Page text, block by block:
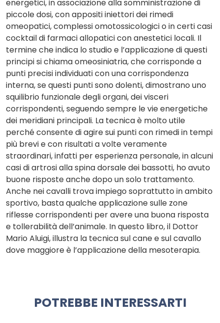
energetici, in associazione alla somministrazione di
piccole dosi, con appositi iniettori dei rimedi
omeopatici, complessi omotossicologici o in certi casi
cocktail di farmaci allopatici con anestetici locali. Il
termine che indica lo studio e l’applicazione di questi
principi si chiama omeosiniatria, che corrisponde a
punti precisi individuati con una corrispondenza
interna, se questi punti sono dolenti, dimostrano uno
squilibrio funzionale degli organi, dei visceri
corrispondenti, seguendo sempre le vie energetiche
dei meridiani principali. La tecnica è molto utile
perché consente di agire sui punti con rimedi in tempi
più brevi e con risultati a volte veramente
straordinari, infatti per esperienza personale, in alcuni
casi di artrosi alla spina dorsale dei bassotti, ho avuto
buone risposte anche dopo un solo trattamento.
Anche nei cavalli trova impiego soprattutto in ambito
sportivo, basta qualche applicazione sulle zone
riflesse corrispondenti per avere una buona risposta
e tollerabilità dell’animale. In questo libro, il Dottor
Mario Aluigi, illustra la tecnica sul cane e sul cavallo
dove maggiore è l’applicazione della mesoterapia.
POTREBBE INTERESSARTI